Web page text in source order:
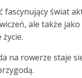
fascynujący świat
ale także jako
na rowerze staje